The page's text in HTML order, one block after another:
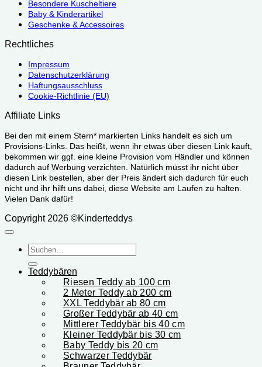
Besondere Kuscheltiere
Baby & Kinderartikel
Geschenke & Accessoires
Rechtliches
Impressum
Datenschutzerklärung
Haftungsausschluss
Cookie-Richtlinie (EU)
Affiliate Links
Bei den mit einem Stern* markierten Links handelt es sich um
Provisions-Links. Das heißt, wenn ihr etwas über diesen Link kauft,
bekommen wir ggf. eine kleine Provision vom Händler und können
dadurch auf Werbung verzichten. Natürlich müsst ihr nicht über
diesen Link bestellen, aber der Preis ändert sich dadurch für euch
nicht und ihr hilft uns dabei, diese Website am Laufen zu halten.
Vielen Dank dafür!
Copyright 2026 ©Kinderteddys
Suchen
nach:
Teddybären
Riesen Teddy ab 100 cm
2 Meter Teddy ab 200 cm
XXL Teddybär ab 80 cm
Großer Teddybär ab 40 cm
Mittlerer Teddybär bis 40 cm
Kleiner Teddybär bis 30 cm
Baby Teddy bis 20 cm
Schwarzer Teddybär